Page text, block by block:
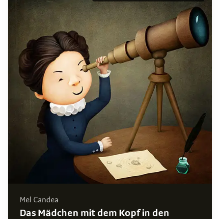
Mel Candea
Das Mädchen mit dem Kopf in den